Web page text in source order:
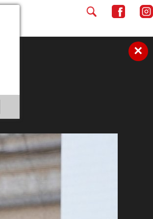
×